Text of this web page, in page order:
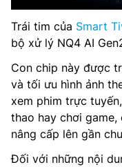
Trái tim của Smart
bộ xử lý NQ4 AI
Con chip này được
và tối ưu hình ảnh
xem phim trực
thao hay chơi
nâng cấp lên gần
Đối với những nội